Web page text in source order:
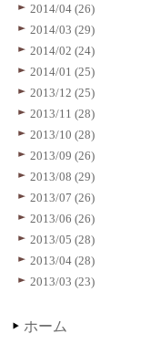
2014/04 (26)
2014/03 (29)
2014/02 (24)
2014/01 (25)
2013/12 (25)
2013/11 (28)
2013/10 (28)
2013/09 (26)
2013/08 (29)
2013/07 (26)
2013/06 (26)
2013/05 (28)
2013/04 (28)
2013/03 (23)
ホーム